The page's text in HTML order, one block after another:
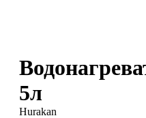
5л
Hurakan